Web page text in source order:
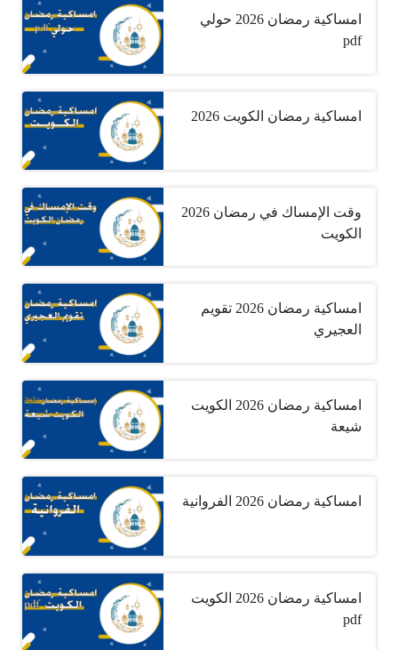
امساكية رمضان 2026 حولي
pdf
امساكية رمضان الكويت 2026
وقت الإمساك في رمضان 2026
الكويت
امساكية رمضان 2026 تقويم
العجيري
امساكية رمضان 2026 الكويت
شيعة
امساكية رمضان 2026 الفروانية
امساكية رمضان 2026 الكويت
pdf